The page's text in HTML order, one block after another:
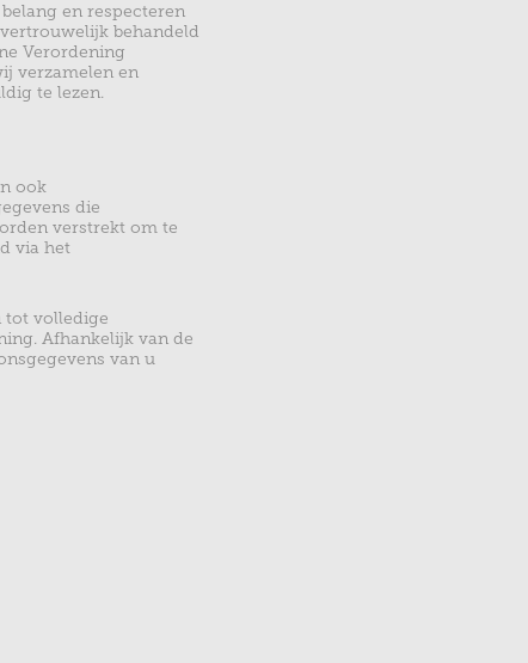
en respecteren
behandeld
Verordening
verzamelen en
te lezen.
ook
die
verstrekt om te
via het
tot volledige
Afhankelijk van de
van u